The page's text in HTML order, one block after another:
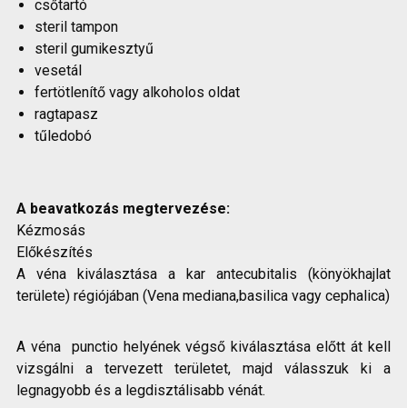
csőtartó
steril tampon
steril gumikesztyű
vesetál
fertötlenítő vagy alkoholos oldat
ragtapasz
tűledobó
A beavatkozás megtervezése:
Kézmosás
Előkészítés
A véna kiválasztása a kar antecubitalis (könyökhajlat
területe) régiójában (Vena mediana,basilica vagy cephalica)
A véna punctio helyének végső kiválasztása előtt át kell
vizsgálni a tervezett területet, majd válasszuk ki a
legnagyobb és a legdisztálisabb vénát.